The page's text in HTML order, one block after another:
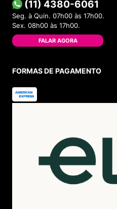
(11) 4380-6061
Seg. à Quin. 07h00 às 17h00.
Sex. 08h00 às 17h00.
FALAR AGORA
FORMAS DE PAGAMENTO